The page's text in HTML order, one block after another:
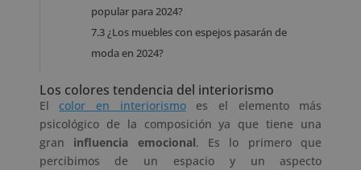
popular para 2024?
7.3¿Los muebles con espejos pasarán de
moda en 2024?
Los colores tendencia del interiorismo
El color en interiorismoes el elemento más
psicológico de la composición ya que tiene una
gran influencia emocional. Es lo primero que
percibimos de un espacio y un aspecto